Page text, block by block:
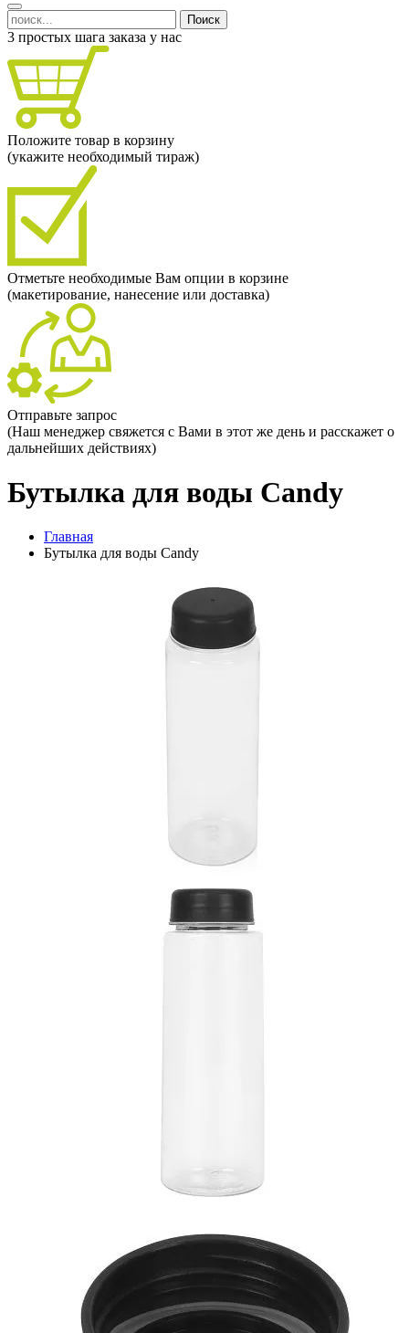
Поиск
3 простых шага заказа у нас
Положите товар в корзину
(укажите необходимый тираж)
Отметьте необходимые Вам опции в корзине
(макетирование, нанесение или доставка)
Отправьте запрос
(Наш менеджер свяжется с Вами в этот же день и расскажет о
дальнейших действиях)
Бутылка для воды Candy
Главная
Бутылка для воды Candy